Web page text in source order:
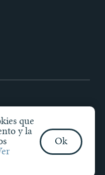
de privacidad
que
y la
Ok